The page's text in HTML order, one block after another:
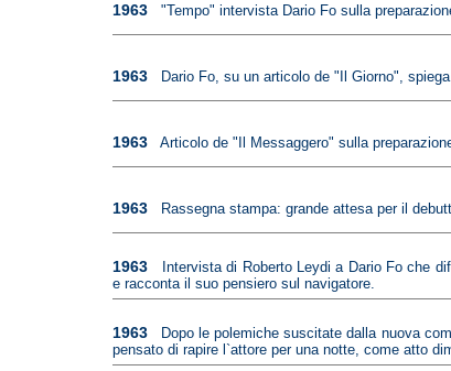
1963
"Tempo" intervista Dario Fo sulla
1963
Dario Fo, su un articolo de "Il Giorno",
1963
Articolo de "Il Messaggero" sulla
1963 Rassegna stampa: grande attesa per il
1963
Intervista di Roberto Leydi a Dario Fo che
e racconta il suo pensiero sul navigatore.
1963
Dopo le polemiche suscitate dalla nuova
pensato di rapire l`attore per una notte, come atto